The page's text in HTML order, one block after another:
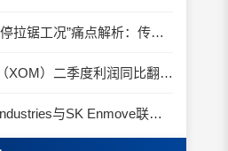
混动车型“启停拉锯工况”痛点解析：传统机油为何频繁出现油泥堆积？
埃克森美孚（XOM）二季度利润同比翻倍 创2022年以来新高
越南Thaco Industries与SK Enmove联手合作润滑油